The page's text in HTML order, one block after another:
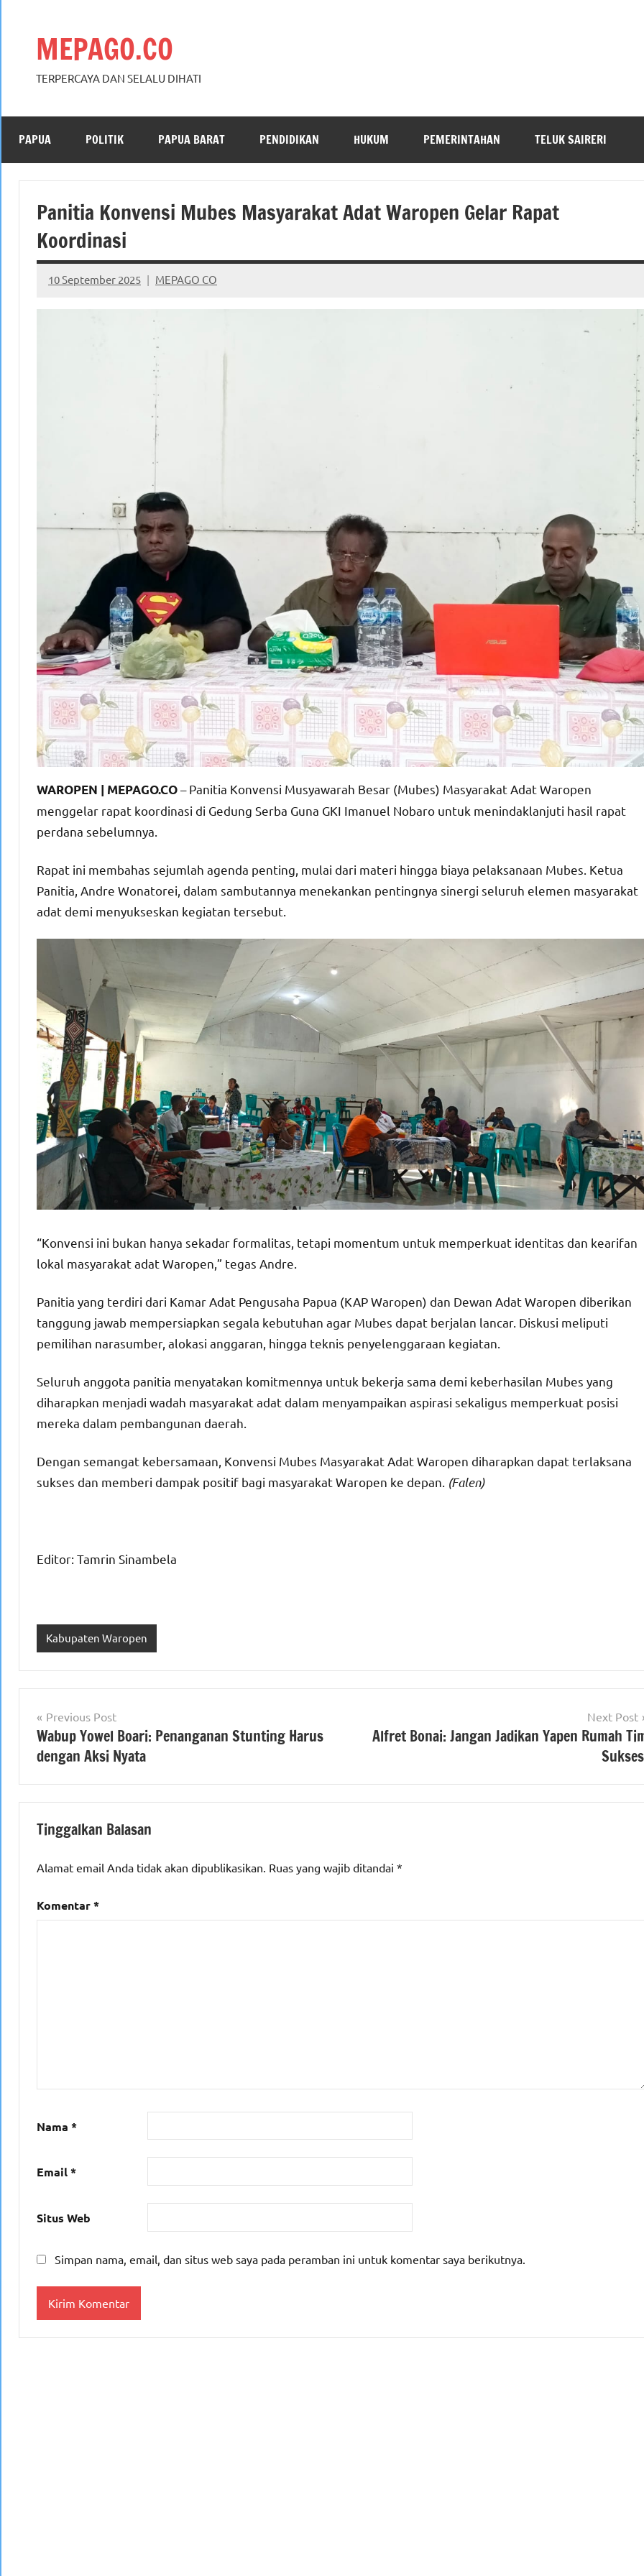
MEPAGO.CO
TERPERCAYA DAN SELALU DIHATI
PAPUA POLITIK PAPUA BARAT PENDIDIKAN HUKUM PEMERINTAHAN TELUK SAIRERI
Panitia Konvensi Mubes Masyarakat Adat Waropen Gelar Rapat
Koordinasi
10 September 2025 MEPAGO CO
No
comments
WAROPEN | MEPAGO.CO– Panitia Konvensi Musyawarah Besar (Mubes) Masyarakat Adat Waropen
menggelar rapat koordinasi di Gedung Serba Guna GKI Imanuel Nobaro untuk menindaklanjuti hasil rapat
perdana sebelumnya.
Rapat ini membahas sejumlah agenda penting, mulai dari materi hingga biaya pelaksanaan Mubes. Ketua
Panitia, Andre Wonatorei, dalam sambutannya menekankan pentingnya sinergi seluruh elemen masyarakat
adat demi menyukseskan kegiatan tersebut.
“Konvensi ini bukan hanya sekadar formalitas, tetapi momentum untuk memperkuat identitas dan kearifan
lokal masyarakat adat Waropen,” tegas Andre.
Panitia yang terdiri dari Kamar Adat Pengusaha Papua (KAP Waropen) dan Dewan Adat Waropen diberikan
tanggung jawab mempersiapkan segala kebutuhan agar Mubes dapat berjalan lancar. Diskusi meliputi
pemilihan narasumber, alokasi anggaran, hingga teknis penyelenggaraan kegiatan.
Seluruh anggota panitia menyatakan komitmennya untuk bekerja sama demi keberhasilan Mubes yang
diharapkan menjadi wadah masyarakat adat dalam menyampaikan aspirasi sekaligus memperkuat posisi
mereka dalam pembangunan daerah.
Dengan semangat kebersamaan, Konvensi Mubes Masyarakat Adat Waropen diharapkan dapat terlaksana
sukses dan memberi dampak positif bagi masyarakat Waropen ke depan. (Falen)
Editor: Tamrin Sinambela
Kabupaten Waropen
Navigasi
pos
Previous Post
Wabup Yowel Boari: Penanganan Stunting Harus
dengan Aksi Nyata
Next Post
Alfret Bonai: Jangan Jadikan Yapen Rumah
Tinggalkan Balasan
Alamat email Anda tidak akan dipublikasikan. Ruas yang wajib ditandai *
Komentar*
Nama *
Email*
Situs Web
Simpan nama, email, dan situs web saya pada peramban ini untuk komentar saya berikutnya.